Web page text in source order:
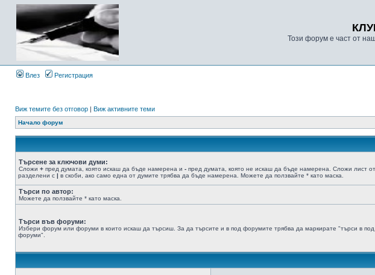
Този форум е част от
Влез Регистрация
Виж темите без отговор | Виж активните теми
Начало форум
Търсене за ключови думи:
Сложи + пред думата, която искаш да бъде намерена и - пред думата, която не искаш да бъде намерена. Сложи лист
разделени с | в скоби, ако само една от думите трябва да бъде намерена. Можете да ползвайте * като маска.
Търси по автор:
Можете да ползвайте * като маска.
Търси във форуми:
Избери форум или форуми в които искаш да търсиш. За да търсите и в под форумите трябва да маркирате "търси в под
форуми".